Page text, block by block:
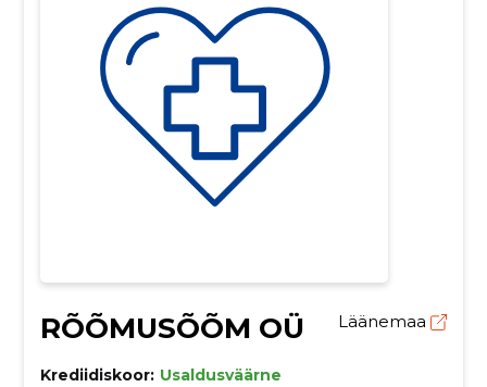
RÕÕMUSÕÕM OÜ Läänemaa
Krediidiskoor: Usaldusväärne